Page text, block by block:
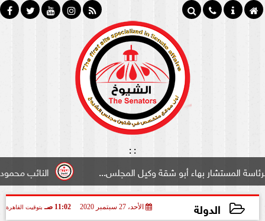
:
:
النائب محمود سامي
بهاء أبو شقة وكيل المجلس...
الدولة الأحد، 27 سبتمبر 2020 11:02 صـ بتوقيت القاهرة